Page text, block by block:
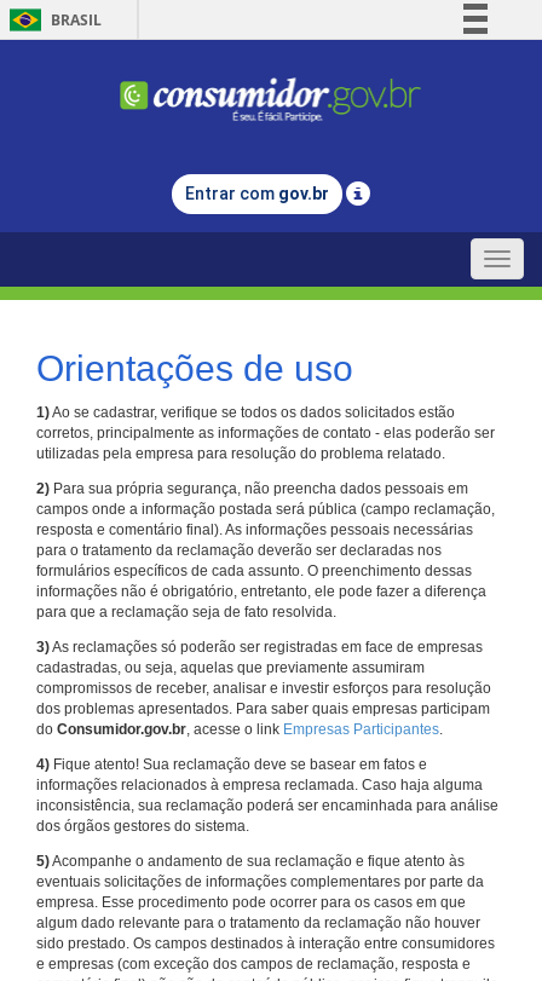
BRASIL
Comunica BR
Legislação
Entrar com gov.br
Toggle
Orientações de uso
1)Ao se cadastrar, verifique se todos os dados solicitados estão
corretos, principalmente as informações de contato - elas poderão ser
utilizadas pela empresa para resolução do problema relatado.
2) Para sua própria segurança, não preencha dados pessoais em
campos onde a informação postada será pública (campo reclamação,
resposta e comentário final). As informações pessoais necessárias
para o tratamento da reclamação deverão ser declaradas nos
formulários específicos de cada assunto. O preenchimento dessas
informações não é obrigatório, entretanto, ele pode fazer a diferença
para que a reclamação seja de fato resolvida.
3)As reclamações só poderão ser registradas em face de empresas
cadastradas, ou seja, aquelas que previamente assumiram
compromissos de receber, analisar e investir esforços para resolução
dos problemas apresentados. Para saber quais empresas participam
do Consumidor.gov.br, acesse o link Empresas Participantes.
4) Fique atento! Sua reclamação deve se basear em fatos e
informações relacionados à empresa reclamada. Caso haja alguma
inconsistência, sua reclamação poderá ser encaminhada para análise
dos órgãos gestores do sistema.
5)Acompanhe o andamento de sua reclamação e fique atento às
eventuais solicitações de informações complementares por parte da
empresa. Esse procedimento pode ocorrer para os casos em que
algum dado relevante para o tratamento da reclamação não houver
sido prestado. Os campos destinados à interação entre consumidores
e empresas (com exceção dos campos de reclamação, resposta e